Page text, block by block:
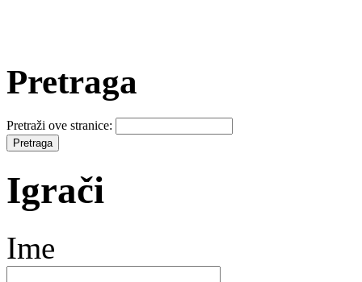
Pretraga
Pretraži ove stranice:
Igrači
Ime